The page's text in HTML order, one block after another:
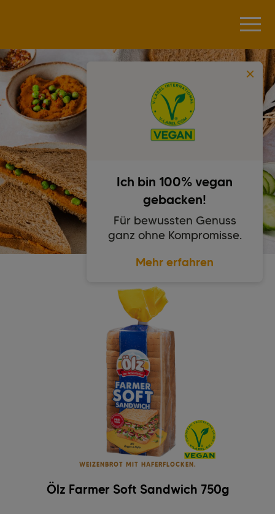
WEIZENBROT MIT HAFERFLOCKEN.
Ölz Farmer Soft Sandwich 750g
Ich bin 100% vegan
gebacken!
Für bewussten Genuss
ganz ohne Kompromisse.
Mehr erfahren